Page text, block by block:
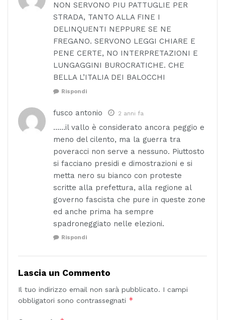
NON SERVONO PIU PATTUGLIE PER
STRADA, TANTO ALLA FINE I
DELINQUENTI NEPPURE SE NE
FREGANO. SERVONO LEGGI CHIARE E
PENE CERTE, NO INTERPRETAZIONI E
LUNGAGGINI BUROCRATICHE. CHE
BELLA L’ITALIA DEI BALOCCHI
Rispondi
fusco antonio 2 anni fa
……il vallo è considerato ancora peggio e
meno del cilento, ma la guerra tra
poveracci non serve a nessuno. Piuttosto
si facciano presidi e dimostrazioni e si
metta nero su bianco con proteste
scritte alla prefettura, alla regione al
governo fascista che pure in queste zone
ed anche prima ha sempre
spadroneggiato nelle elezioni.
Rispondi
Lascia un Commento
Il tuo indirizzo email non sarà pubblicato. I campi
obbligatori sono contrassegnati *